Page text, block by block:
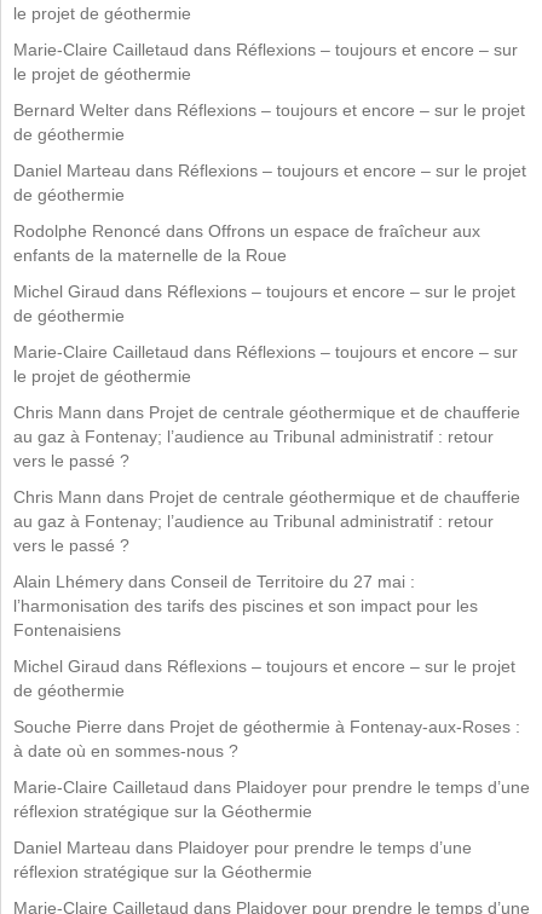
le projet de géothermie
Marie-Claire Cailletaud dans Réflexions – toujours et encore – sur
le projet de géothermie
Bernard Welter dans Réflexions – toujours et encore – sur le projet
de géothermie
Daniel Marteau dans Réflexions – toujours et encore – sur le projet
de géothermie
Rodolphe Renoncé dans Offrons un espace de fraîcheur aux
enfants de la maternelle de la Roue
Michel Giraud dans Réflexions – toujours et encore – sur le projet
de géothermie
Marie-Claire Cailletaud dans Réflexions – toujours et encore – sur
le projet de géothermie
Chris Mann dans Projet de centrale géothermique et de chaufferie
au gaz à Fontenay; l’audience au Tribunal administratif : retour
vers le passé ?
Chris Mann dans Projet de centrale géothermique et de chaufferie
au gaz à Fontenay; l’audience au Tribunal administratif : retour
vers le passé ?
Alain Lhémery dans Conseil de Territoire du 27 mai :
l’harmonisation des tarifs des piscines et son impact pour les
Fontenaisiens
Michel Giraud dans Réflexions – toujours et encore – sur le projet
de géothermie
Souche Pierre dans Projet de géothermie à Fontenay-aux-Roses :
à date où en sommes-nous ?
Marie-Claire Cailletaud dans Plaidoyer pour prendre le temps d’une
réflexion stratégique sur la Géothermie
Daniel Marteau dans Plaidoyer pour prendre le temps d’une
réflexion stratégique sur la Géothermie
Marie-Claire Cailletaud dans Plaidoyer pour prendre le temps d’une